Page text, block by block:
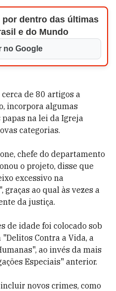
por dentro das últimas
e do Mundo
no Google
de 80 artigos a
incorpora algumas
na lei da Igreja
categorias.
chefe do departamento
o projeto, disse que
excessivo na
ao qual às vezes a
da justiça.
de idade foi colocado sob
Contra a Vida, a
ao invés da mais
Especiais" anterior.
novos crimes, como